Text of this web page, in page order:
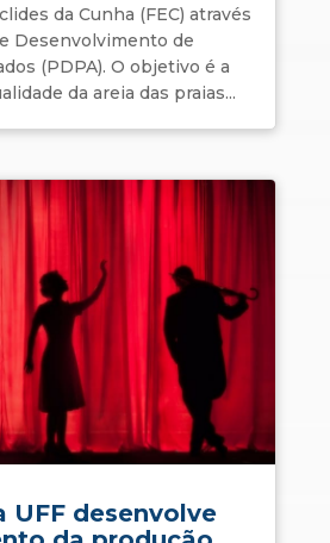
da Cunha (FEC) através
Desenvolvimento de
(PDPA). O objetivo é a
da areia das praias...
UFF desenvolve